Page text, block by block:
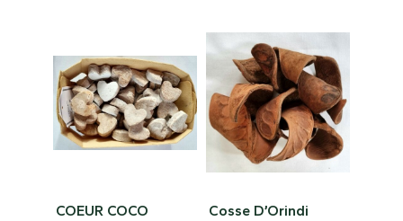
intérieur, pour ajouter un
peu de nature dans
votre bureau ou tout
simplement pour offrir
en cadeau.
intérieur, pour ajouter un
peu de nature dans
votre bureau ou tout
simplement pour offrir
en cadeau.
COEUR COCO Cosse D’Orindi